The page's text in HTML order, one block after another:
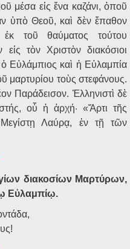
μέσα εἰς ἕνα καζάνι, ὁποῦ
ὑπὸ Θεοῦ, καὶ δὲν ἔπαθον
τοῦ θαύματος τούτου
εἰς τὸν Χριστὸν διακόσιοι
ὁ Εὐλάμπιος καὶ ἡ Εὐλαμπία
μαρτυρίου τοὺς στεφάνους.
Παράδεισον. Ἑλληνιστὶ δὲ
οὗ ἡ ἀρχή· «Ἄρτι τῆς
Λαύρᾳ, ἐν τῇ τῶν
διακοσίων Μαρτύρων,
Εὐλαμπίῳ.